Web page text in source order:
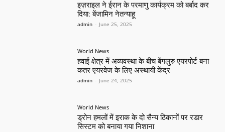
इज़राइल ने ईरान के परमाणु कार्यक्रम को बर्बाद कर
दिया: बेंजामिन नेतन्याहू
admin - June 25, 2025
World News
हवाई क्षेत्र में अव्यवस्था के बीच बेंगलुरु एयरपोर्ट बना
कतर एयरवेज के लिए अस्थायी केंद्र
admin - June 24, 2025
World News
ड्रोन हमलों में इराक के दो सैन्य ठिकानों पर रडार
सिस्टम को बनाया गया निशाना